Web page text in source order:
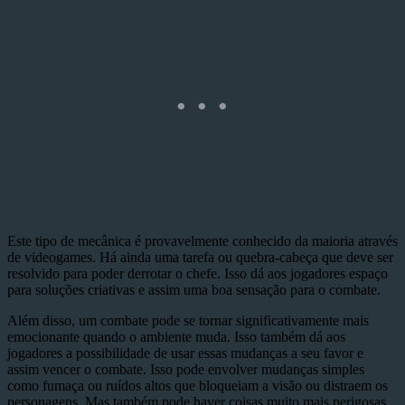
Este tipo de mecânica é provavelmente conhecido da maioria através
de videogames. Há ainda uma tarefa ou quebra-cabeça que deve ser
resolvido para poder derrotar o chefe. Isso dá aos jogadores espaço
para soluções criativas e assim uma boa sensação para o combate.
Além disso, um combate pode se tornar significativamente mais
emocionante quando o ambiente muda. Isso também dá aos
jogadores a possibilidade de usar essas mudanças a seu favor e
assim vencer o combate. Isso pode envolver mudanças simples
como fumaça ou ruídos altos que bloqueiam a visão ou distraem os
personagens. Mas também pode haver coisas muito mais perigosas